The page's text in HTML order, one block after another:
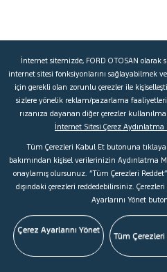
PREF YouTube
İnternet sitemizde, FORD OTOSAN
internet sitesi fonksiyonlarını
için gerekli olan zorunlu çerezler ile
sizlere yönelik reklam/pazarlama
rızanıza dayanan diğer çerezler
İnternet Sitesi Çerez Aydınlatma
Tüm Çerezleri Kabul Et butonuna
bakımından kişisel verilerinizin Aydınlatma
onaylamış olursunuz. “Tüm Çerezleri
dışındaki çerezleri reddedebilirsiniz.
Ayarlarını Yönet
Çerez Ayarlarını Yönet
Tüm Çerezleri